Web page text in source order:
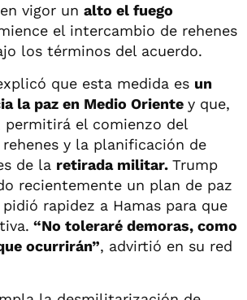
vigor un alto el fuego
el intercambio de rehenes
los términos del acuerdo.
que esta medida es un
la paz en Medio Oriente y que,
permitirá el comienzo del
y la planificación de
de la retirada militar. Trump
recientemente un plan de paz
pidió rapidez a Hamas para que
“No toleraré demoras, como
ocurrirán”, advirtió en su red